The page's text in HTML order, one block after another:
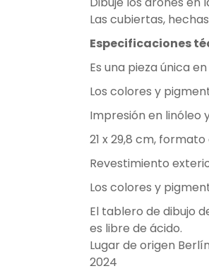
Las cubiertas,
Especificaciones
Es una pieza única
Los colores y
Impresión en linóleo
21 x 29,8 cm,
Revestimiento
Los colores y
El tablero de dibujo
es libre de ácido.
Lugar de origen
2024